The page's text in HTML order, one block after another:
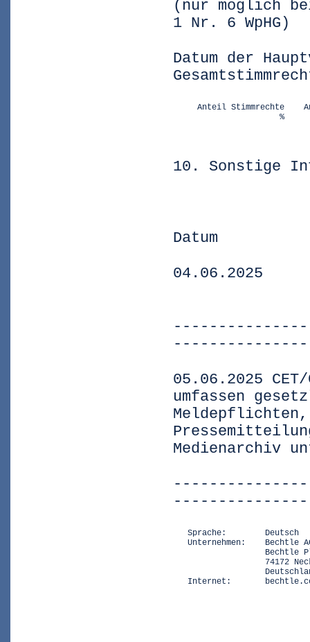
(nur möglich
1 Nr. 6 WpHG)
Datum der
Anteil Stimmrechte
%
10. Sonstige
Datum
04.06.2025
05.06.2025
umfassen
Meldepflichten,
Medienarchiv
   Sprache:        Deutsch
Unternehmen:    Bechtle
Bechtle
74172
Internet: